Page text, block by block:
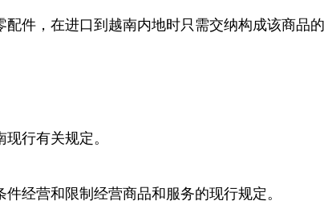
件，在进口到越南内地时只需交纳构成该商品
行有关规定。
经营和限制经营商品和服务的现行规定。